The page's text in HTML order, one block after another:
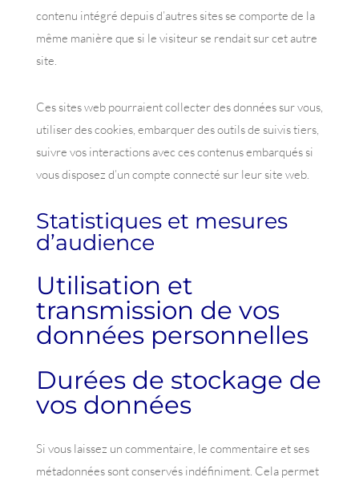
contenu intégré depuis d’autres sites se comporte de la
même manière que si le visiteur se rendait sur cet autre
site.
Ces sites web pourraient collecter des données sur vous,
utiliser des cookies, embarquer des outils de suivis tiers,
suivre vos interactions avec ces contenus embarqués si
vous disposez d’un compte connecté sur leur site web.
Statistiques et mesures
d’audience
Utilisation et
transmission de vos
données personnelles
Durées de stockage de
vos données
Si vous laissez un commentaire, le commentaire et ses
métadonnées sont conservés indéfiniment. Cela permet